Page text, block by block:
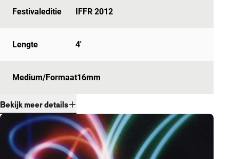
Festivaleditie IFFR 2012
Lengte 4'
Medium/Formaat16mm
Bekijk meer details